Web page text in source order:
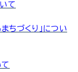
て
ちづくり」につい
て